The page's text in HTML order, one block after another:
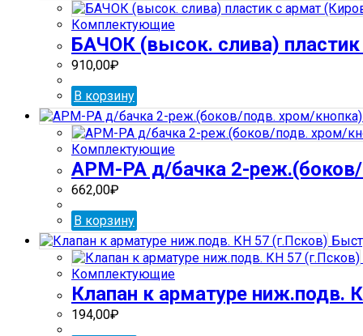
Комплектующие
БАЧОК (высок. слива)
910,00₽
В корзину
Комплектующие
АРМ-РА д/бачка 2-реж.(боков/
662,00₽
В корзину
Комплектующие
Клапан к арматуре ниж.подв.
194,00₽